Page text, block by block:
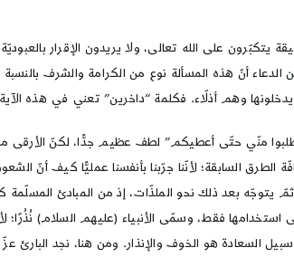
على الله تعالى، ولا يريدون الإقرار
الدعاء أنّ هذه المسألة نوع من الكرامة والشرف
وهم أذلّاء. فكلمة “داخرين” تعني في هذه الآية
“اطلبوا منّي حتّى أعطيكم” لطف عظيم جدًّا، لكنّ
السابقة؛ لأنّنا جرّبنا بأنفسنا عمليًّا كيف أنّ
يتوجّه بعد ذلك نحو الملذّات، إذ من المبادئ
فقط، وسمّى الأنبياء (عليهم السلام) نُذُرًا؛
السعادة هو الخوف والإنذار. ومن هنا، نجد البارئ